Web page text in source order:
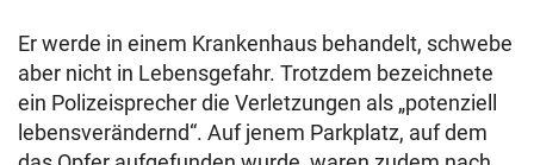
Er werde in einem Krankenhaus behandelt, schwebe
aber nicht in Lebensgefahr. Trotzdem bezeichnete
ein Polizeisprecher die Verletzungen als „potenziell
lebensverändernd“. Auf jenem Parkplatz, auf dem